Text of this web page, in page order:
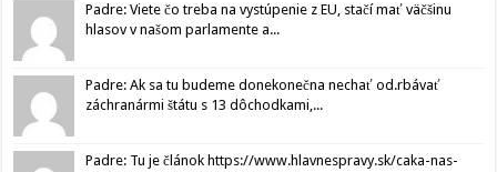
Padre: Viete čo treba na vystúpenie z EU, stačí mať väčšinu
hlasov v našom parlamente a...
Padre: Ak sa tu budeme donekonečna nechať od.rbávať
záchranármi štátu s 13 dôchodkami,...
Padre: Tu je článok https://www.hlavnespravy.sk/caka-nas-